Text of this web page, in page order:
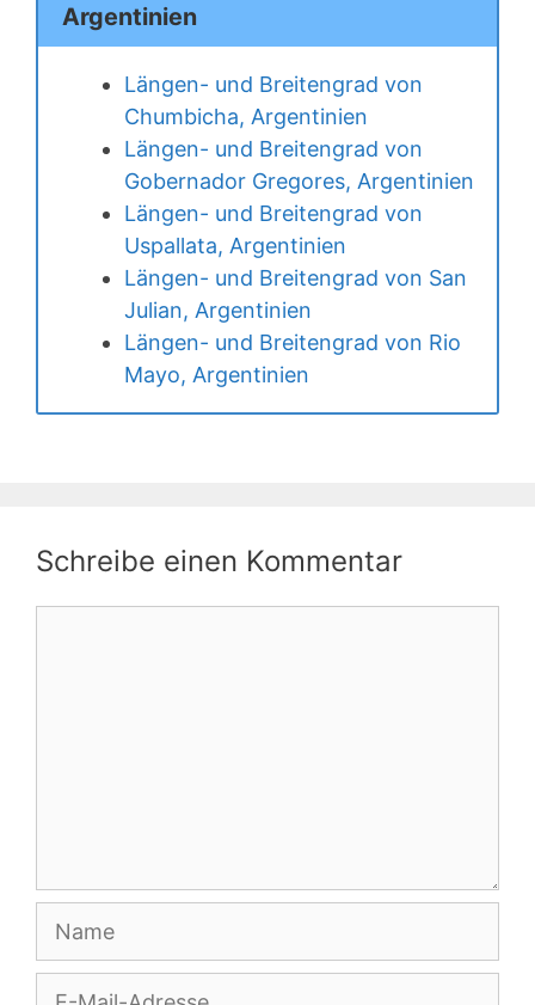
Argentinien
Längen- und Breitengrad von
Chumbicha, Argentinien
Längen- und Breitengrad von
Gobernador Gregores, Argentinien
Längen- und Breitengrad von
Uspallata, Argentinien
Längen- und Breitengrad von San
Julian, Argentinien
Längen- und Breitengrad von Rio
Mayo, Argentinien
Schreibe einen Kommentar